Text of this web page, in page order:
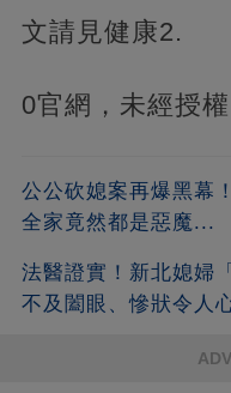
文請見健康2.
0官網，未經授
公公砍媳案再爆黑幕
全家竟然都是惡魔...
法醫證實！新北媳婦
不及闔眼、慘狀令人